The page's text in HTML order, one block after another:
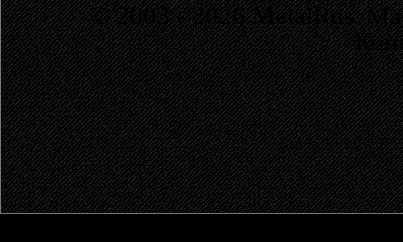
© 2003 - 2026 MetalRus.